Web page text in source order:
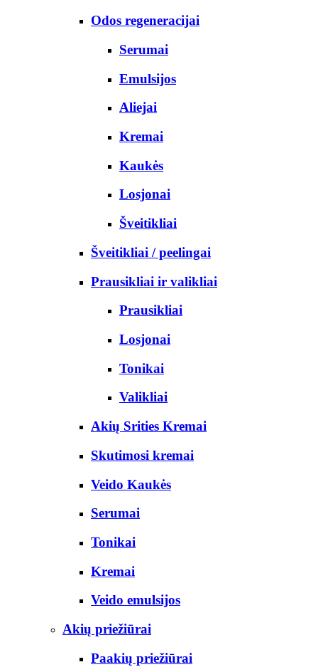
Odos regeneracijai
Serumai
Emulsijos
Aliejai
Kremai
Kaukės
Losjonai
Šveitikliai
Šveitikliai / peelingai
Prausikliai ir valikliai
Prausikliai
Losjonai
Tonikai
Valikliai
Akių Srities Kremai
Skutimosi kremai
Veido Kaukės
Serumai
Tonikai
Kremai
Veido emulsijos
Akių priežiūrai
Paakių priežiūrai